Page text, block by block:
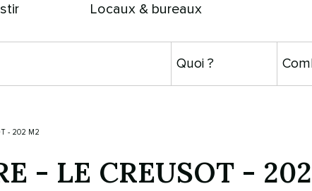
Locaux & bureaux
- 202 M2
- LE CREUSOT -